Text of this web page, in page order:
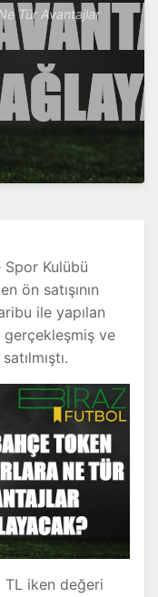
Tür Avantajlar
Kulübü
ön satışının
ile yapılan
gerçekleşmiş ve
TL iken değeri